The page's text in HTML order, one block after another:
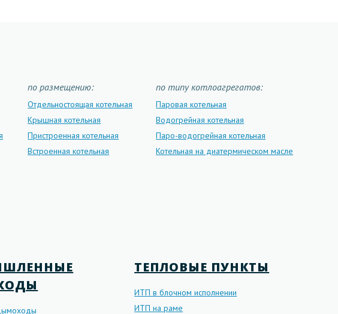
по размещению:
Отдельностоящая котельная
Крышная котельная
Пристроенная котельная
Встроенная котельная
по типу котлоагрегатов:
Паровая котельная
Водогрейная котельная
Паро-водогрейная котельная
Котельная на диатермическом масле
ТЕПЛОВЫЕ ПУНКТЫ
ИТП в блочном исполнении
ИТП на раме